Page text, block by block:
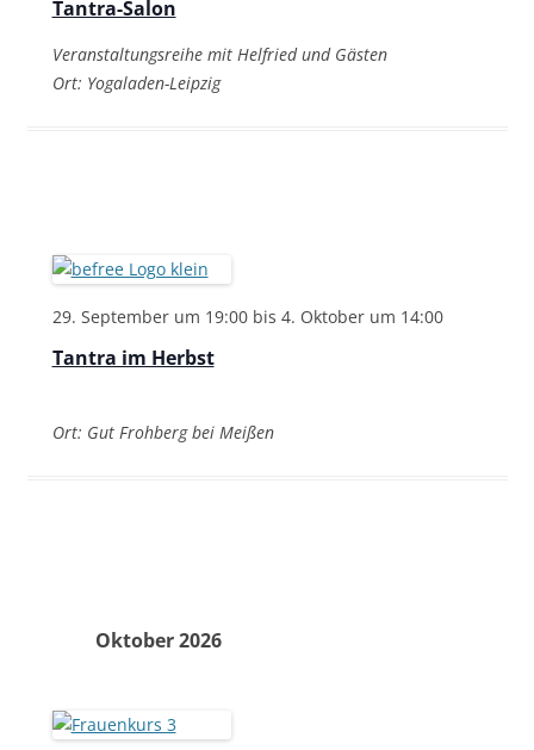
Tantra-Salon
Veranstaltungsreihe mit Helfried und Gästen
Ort: Yogaladen-Leipzig
29. September um 19:00bis 4. Oktober um 14:00
Tantra im Herbst
Ort: Gut Frohberg bei Meißen
Oktober 2026